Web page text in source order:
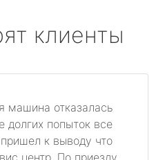
клиенты
машина отказалась
долгих попыток все
к выводу что